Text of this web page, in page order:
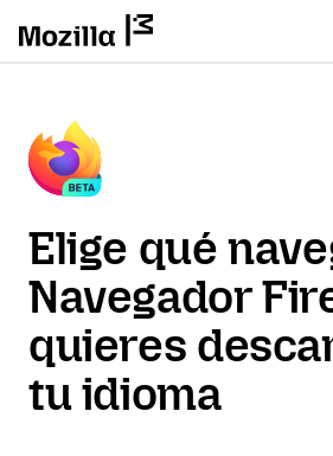
Elige qué
Navegador
quieres
tu idioma